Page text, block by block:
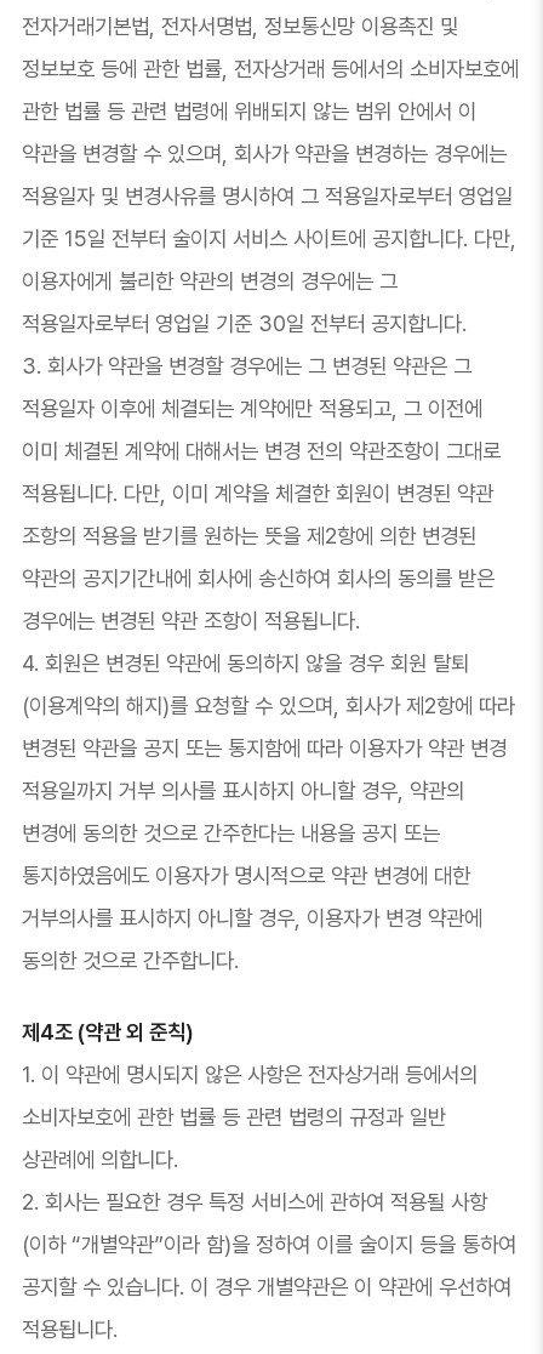
전자거래기본법, 전자서명법, 정보통신망 이용촉진 및
정보보호 등에 관한 법률, 전자상거래 등에서의 소비자보호에
관한 법률 등 관련 법령에 위배되지 않는 범위 안에서 이
약관을 변경할 수 있으며, 회사가 약관을 변경하는 경우에는
적용일자 및 변경사유를 명시하여 그 적용일자로부터 영업일
기준 15일 전부터 술이지 서비스 사이트에 공지합니다. 다만,
이용자에게 불리한 약관의 변경의 경우에는 그
적용일자로부터 영업일 기준 30일 전부터 공지합니다.
3. 회사가 약관을 변경할 경우에는 그 변경된 약관은 그
적용일자 이후에 체결되는 계약에만 적용되고, 그 이전에
이미 체결된 계약에 대해서는 변경 전의 약관조항이 그대로
적용됩니다. 다만, 이미 계약을 체결한 회원이 변경된 약관
조항의 적용을 받기를 원하는 뜻을 제2항에 의한 변경된
약관의 공지기간내에 회사에 송신하여 회사의 동의를 받은
경우에는 변경된 약관 조항이 적용됩니다.
4. 회원은 변경된 약관에 동의하지 않을 경우 회원 탈퇴
(이용계약의 해지)를 요청할 수 있으며, 회사가 제2항에 따라
변경된 약관을 공지 또는 통지함에 따라 이용자가 약관 변경
적용일까지 거부 의사를 표시하지 아니할 경우, 약관의
변경에 동의한 것으로 간주한다는 내용을 공지 또는
통지하였음에도 이용자가 명시적으로 약관 변경에 대한
거부의사를 표시하지 아니할 경우, 이용자가 변경 약관에
동의한 것으로 간주합니다.
제4조 (약관 외 준칙)
1. 이 약관에 명시되지 않은 사항은 전자상거래 등에서의
소비자보호에 관한 법률 등 관련 법령의 규정과 일반
상관례에 의합니다.
2. 회사는 필요한 경우 특정 서비스에 관하여 적용될 사항
(이하 “개별약관”이라 함)을 정하여 이를 술이지 등을 통하여
공지할 수 있습니다. 이 경우 개별약관은 이 약관에 우선하여
적용됩니다.